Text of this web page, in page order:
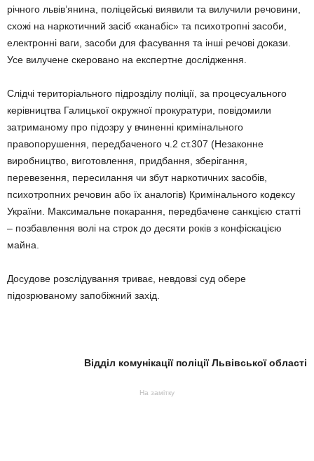
річного львів’янина, поліцейські виявили та вилучили речовини,
схожі на наркотичний засіб «канабіс» та психотропні засоби,
електронні ваги, засоби для фасування та інші речові докази.
Усе вилучене скеровано на експертне дослідження.
Слідчі територіального підрозділу поліції, за процесуального
керівництва Галицької окружної прокуратури, повідомили
затриманому про підозру у вчиненні кримінального
правопорушення, передбаченого ч.2 ст.307 (Незаконне
виробництво, виготовлення, придбання, зберігання,
перевезення, пересилання чи збут наркотичних засобів,
психотропних речовин або їх аналогів) Кримінального кодексу
України. Максимальне покарання, передбачене санкцією статті
– позбавлення волі на строк до десяти років з конфіскацією
майна.
Досудове розслідування триває, невдовзі суд обере
підозрюваному запобіжний захід.
Відділ комунікації поліції Львівської області
На замітку